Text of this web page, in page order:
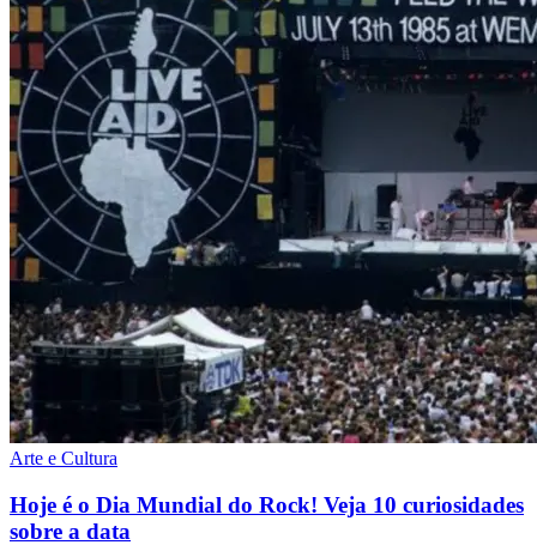
Arte e Cultura
Hoje é o Dia Mundial do Rock! Veja 10 curiosidades
sobre a data